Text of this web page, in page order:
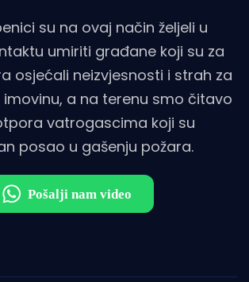
su na ovaj način željeli u
umiriti građane koji su za
osjećali neizvjesnosti i strah za
imovinu, a na terenu smo čitavo
vatrogascima koji su
posao u gašenju požara.